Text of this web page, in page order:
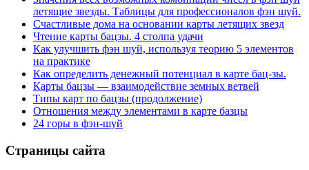
летящие звезды. Таблицы для профессионалов фэн шуй.
Счастливые дома на основании карты летящих звезд
Чтение карты бацзы. 4 столпа удачи
Как улучшить фэн шуй, используя теорию 5 элементов
на практике
Как определить денежный потенциал в карте бац-зы.
Карты бацзы — взаимодействие земных ветвей
Типы карт по бацзы (продолжение)
Отношения между элементами в карте базцы
24 горы в фэн-шуй
Страницы сайта